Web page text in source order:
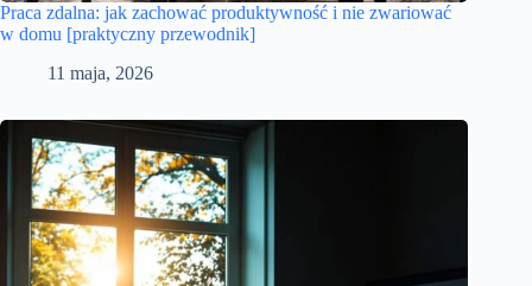
Praca zdalna: jak zachować produktywność i nie zwariować
w domu [praktyczny przewodnik]
11 maja, 2026